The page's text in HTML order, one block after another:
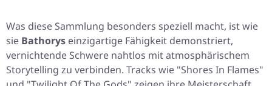
Was diese Sammlung besonders speziell macht, ist wie
sie Bathorys einzigartige Fähigkeit demonstriert,
vernichtende Schwere nahtlos mit atmosphärischem
Storytelling zu verbinden. Tracks wie "Shores In Flames"